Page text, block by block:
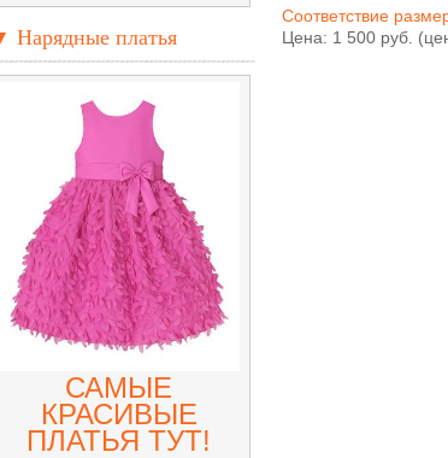
Нарядные платья
САМЫЕ
КРАСИВЫЕ
ПЛАТЬЯ ТУТ!
Соответствие
Цена: 1 500 руб.